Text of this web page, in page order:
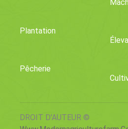
Plantation
Pêcherie
DROIT D'AUTEUR ©